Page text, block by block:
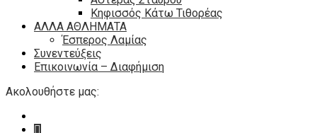
Κηφισσός Κάτω Τιθορέας
ΑΛΛΑ ΑΘΛΗΜΑΤΑ
Έσπερος Λαμίας
Συνεντεύξεις
Επικοινωνία – Διαφήμιση
Ακολουθήστε μας: